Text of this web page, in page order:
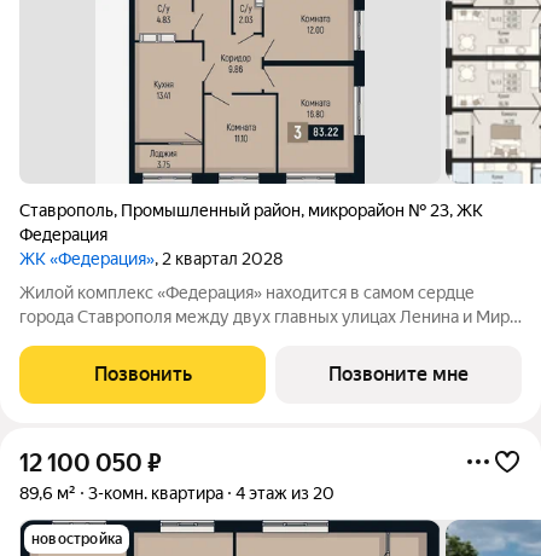
Ставрополь, Промышленный район, микрорайон № 23,ЖК
Федерация
ЖК «Федерация», 2 квартал 2028
Жилой комплекс «Федерация» находится в самом сердце
города Ставрополя между двух главных улицах Ленина и Мира,
Доваторцев. Зеленый двор способен придать новый уровень
качеству жизни, а его хозяину
Позвонить Позвоните мне
12 100 050 ₽
89,6 м² 3-комн. квартира 4 этаж из 20
новостройка